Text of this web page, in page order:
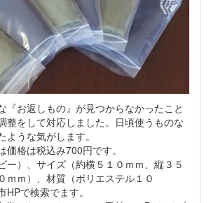
『お返しもの』が見つからなかったこと
整をして対応しました。日頃使うものな
うな気がします。
格は税込み700円です。
ー）、サイズ（約横５１０ｍｍ、縦３５
ｍｍ）、材質（ポリエステル１０
HPで検索でます。